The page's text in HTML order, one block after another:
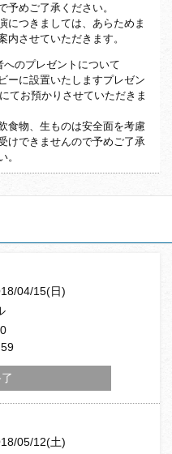
予めご了承ください。
につきましては、あらためま
内させていただきます。
へのプレゼントについて
ーに設置いたしますプレゼン
てお預かりさせていただきま
食物、生ものは安全面を考慮
けできませんので予めご了承
。
04/15(日)
05/12(土)